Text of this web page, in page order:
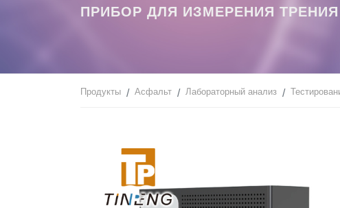
ПРИБОР ДЛЯ ИЗМЕРЕНИЯ ТРЕНИЯ
Продукты Асфальт Лабораторный анализ